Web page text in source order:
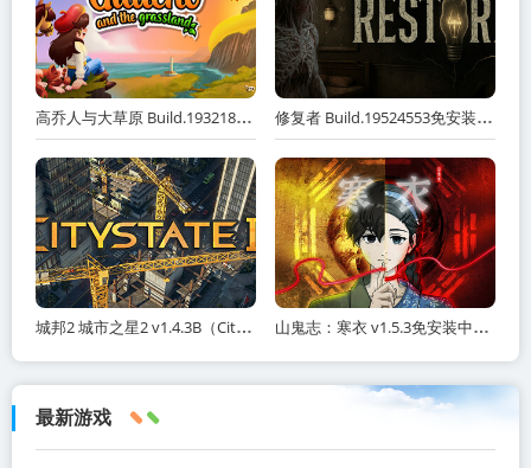
高乔人与大草原 Build.19321887免安装中文版 夸克网盘下载 修复者 Build.19524553免安装中文版 夸克网盘下载
城邦2 城市之星2 v1.4.3B（Citystate II）免安装中文版 山鬼志：寒衣 v1.5.3免安装中文版 夸克网盘下载
最新游戏